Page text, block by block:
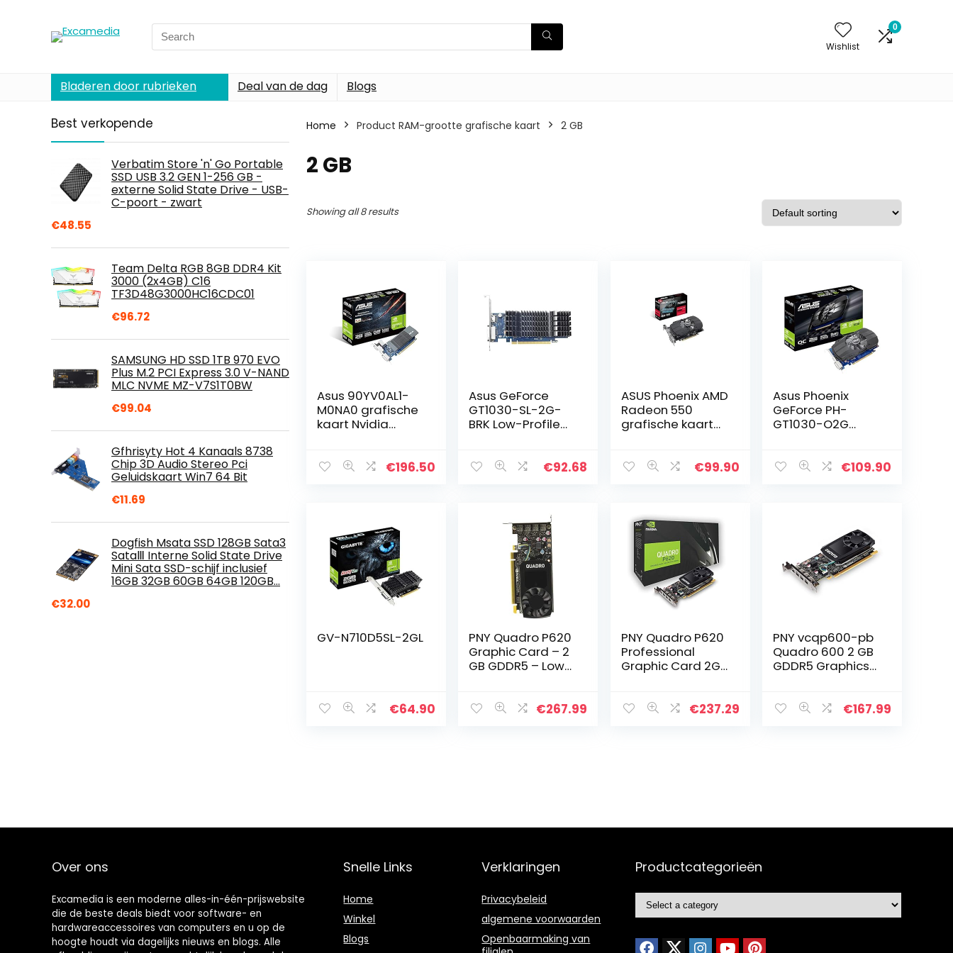
Search
for:
Wishlist
0
Bladeren door rubrieken Deal van de dag Blogs
Best verkopende
Verbatim Store 'n' Go Portable
SSD USB 3.2 GEN 1-256 GB -
externe Solid State Drive - USB-
C-poort - zwart
€48.55
Team Delta RGB 8GB DDR4 Kit
3000 (2x4GB) C16
TF3D48G3000HC16CDC01
€96.72
SAMSUNG HD SSD 1TB 970 EVO
Plus M.2 PCI Express 3.0 V-NAND
MLC NVME MZ-V7S1T0BW
€99.04
Gfhrisyty Hot 4 Kanaals 8738
Chip 3D Audio Stereo Pci
Geluidskaart Win7 64 Bit
€11.69
Dogfish Msata SSD 128GB Sata3
SataⅢ Interne Solid State Drive
Mini Sata SSD-schijf inclusief
16GB 32GB 60GB 64GB 120GB…
€32.00
Home Product RAM-grootte grafische kaart 2 GB
2 GB
Showing all 8 results
Asus 90YV0AL1-
M0NA0 grafische
kaart Nvidia
Express 2.0
€196.50
Asus GeForce
GT1030-SL-2G-
BRK Low-Profile
2GB GDDR5- €92.68
ASUS Phoenix AMD
Radeon 550
grafische kaart
geheugen, HDMI,
€99.90
Asus Phoenix
GeForce PH-
GT1030-O2G
2GB GDDR5-€109.90
GV-N710D5SL-2GL
€64.90
PNY Quadro P620
Graphic Card – 2
GB GDDR5 – Low-
Required
€267.99
PNY Quadro P620
Professional
Graphic Card 2GB
Single Slot, 4x
€237.29
PNY vcqp600-pb
Quadro 600 2 GB
GDDR5 Graphics
Quadro 600, 5120
€167.99
Over ons
Excamedia is een moderne alles-in-één-prijswebsite
die de beste deals biedt voor software- en
hardwareaccessoires van computers en u op de
hoogte houdt via dagelijks nieuws en blogs. Alle
Snelle Links
Home
Winkel
Blogs
Verklaringen
Privacybeleid
algemene voorwaarden
Openbaarmaking van
Productcategorieën